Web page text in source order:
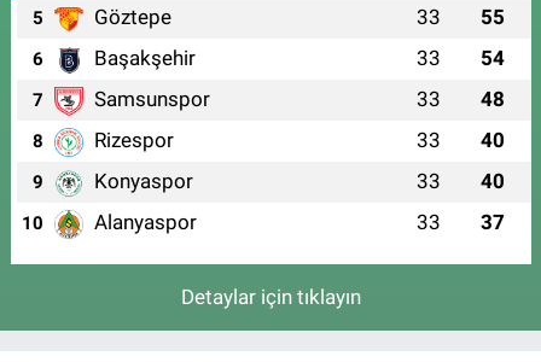
5 Göztepe 33 55
6 Başakşehir 33 54
7 Samsunspor 33 48
8 Rizespor 33 40
9 Konyaspor 33 40
10 Alanyaspor 33 37
Detaylar için tıklayın